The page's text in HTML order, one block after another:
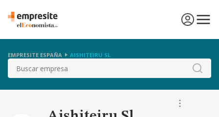
EMPRESITE ESPAÑA AISHITEIRU SL
Buscar